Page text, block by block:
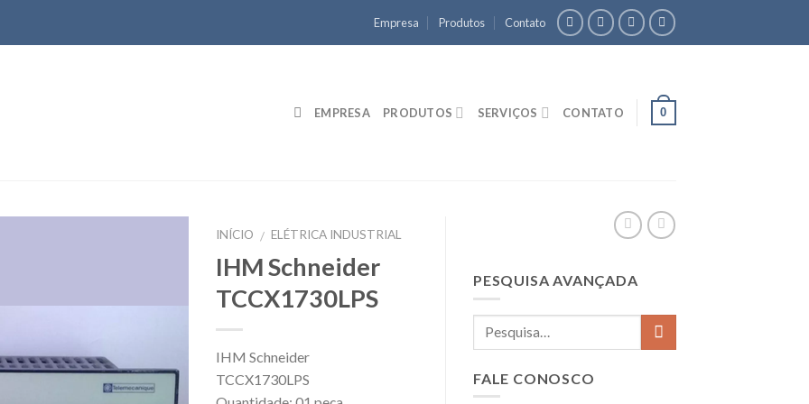
Empresa Produtos Contato
EMPRESA PRODUTOS SERVIÇOS CONTATO 0
INÍCIO / ELÉTRICA INDUSTRIAL
IHM Schneider
TCCX1730LPS
IHM Schneider
TCCX1730LPS
PESQUISA AVANÇADA
FALE CONOSCO